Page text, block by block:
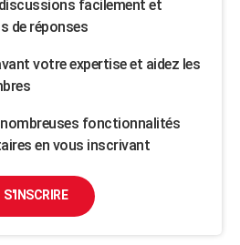
facilement et
de réponses
votre expertise et aidez les
fonctionnalités
en vous inscrivant
S'INSCRIRE